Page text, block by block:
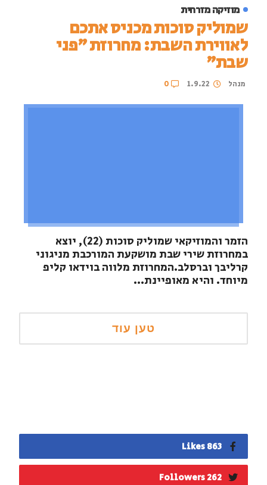
מוזיקה מזרחית
שמוליק סוכות מכניס אתכם
לאווירת השבת: מחרוזת ״פני
שבת״
מנהל 1.9.22
0
הזמר והמוזיקאי שמוליק סוכות (22), יוצא
במחרוזת שירי שבת מושקעת המורכבת מניגוני
קרליבך וברסלב.המחרוזת מלווה בוידאו קליפ
מיוחד. והיא מאופיינת...
863 Likes
262 Followers